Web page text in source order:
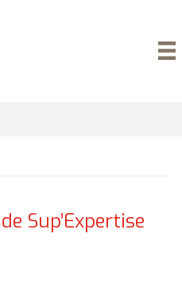
Sup’Expertise